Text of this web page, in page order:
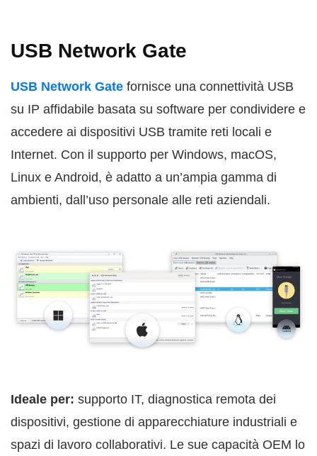
USB Network Gate
USB Network Gate fornisce una connettività USB
su IP affidabile basata su software per condividere e
accedere ai dispositivi USB tramite reti locali e
Internet. Con il supporto per Windows, macOS,
Linux e Android, è adatto a un’ampia gamma di
ambienti, dall’uso personale alle reti aziendali.
Ideale per: supporto IT, diagnostica remota dei
dispositivi, gestione di apparecchiature industriali e
spazi di lavoro collaborativi. Le sue capacità OEM lo